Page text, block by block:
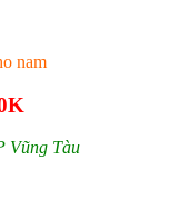
nam
Vũng Tàu